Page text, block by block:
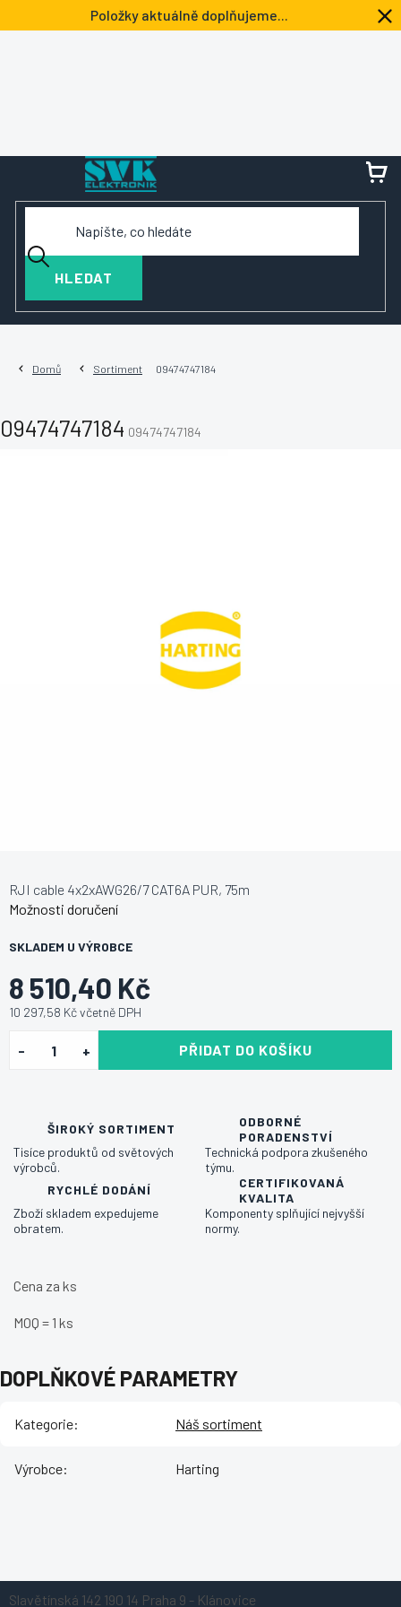
na
Položky aktuálně doplňujeme...
HLEDAT
Domů Sortiment 09474747184
09474747184 09474747184
8 510,40 Kč
10 297,58 Kč včetně DPH
SKLADEM U VÝROBCE
Možnosti doručení
PŘIDAT DO KOŠÍKU
RJI cable 4x2xAWG26/7 CAT6A PUR, 75m
ŠIROKÝ SORTIMENT
Tisíce produktů od světových
výrobců.
ODBORNÉ
PORADENSTVÍ
Technická podpora zkušeného
týmu.
RYCHLÉ DODÁNÍ
Zboží skladem expedujeme
obratem.
CERTIFIKOVANÁ
KVALITA
Komponenty splňující nejvyšší
normy.
Cena za ks
MOQ = 1 ks
DOPLŇKOVÉ PARAMETRY
Kategorie: Náš sortiment
Výrobce: Harting
Slavětínská 142 190 14 Praha 9 - Klánovice